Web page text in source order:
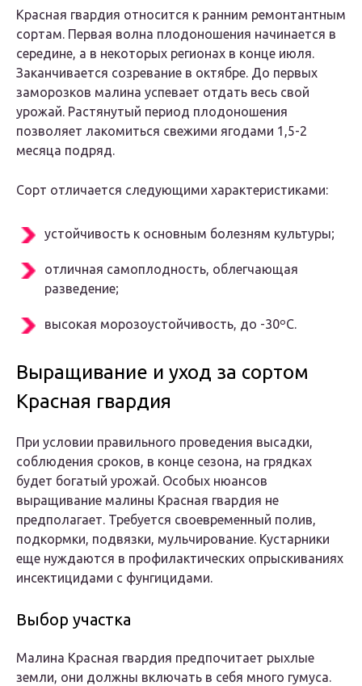
Красная гвардия относится к ранним ремонтантным
сортам. Первая волна плодоношения начинается в
середине, а в некоторых регионах в конце июля.
Заканчивается созревание в октябре. До первых
заморозков малина успевает отдать весь свой
урожай. Растянутый период плодоношения
позволяет лакомиться свежими ягодами 1,5-2
месяца подряд.
Сорт отличается следующими характеристиками:
устойчивость к основным болезням культуры;
отличная самоплодность, облегчающая
разведение;
высокая морозоустойчивость, до -30ºC.
Выращивание и уход за сортом
Красная гвардия
При условии правильного проведения высадки,
соблюдения сроков, в конце сезона, на грядках
будет богатый урожай. Особых нюансов
выращивание малины Красная гвардия не
предполагает. Требуется своевременный полив,
подкормки, подвязки, мульчирование. Кустарники
еще нуждаются в профилактических опрыскиваниях
инсектицидами с фунгицидами.
Выбор участка
Малина Красная гвардия предпочитает рыхлые
земли, они должны включать в себя много гумуса.